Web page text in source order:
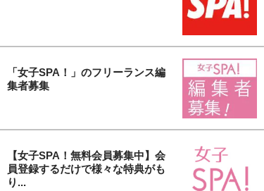
「女子SPA！」のフリーランス編
集者募集
【女子SPA！無料会員募集中】会
員登録するだけで様々な特典がも
り...